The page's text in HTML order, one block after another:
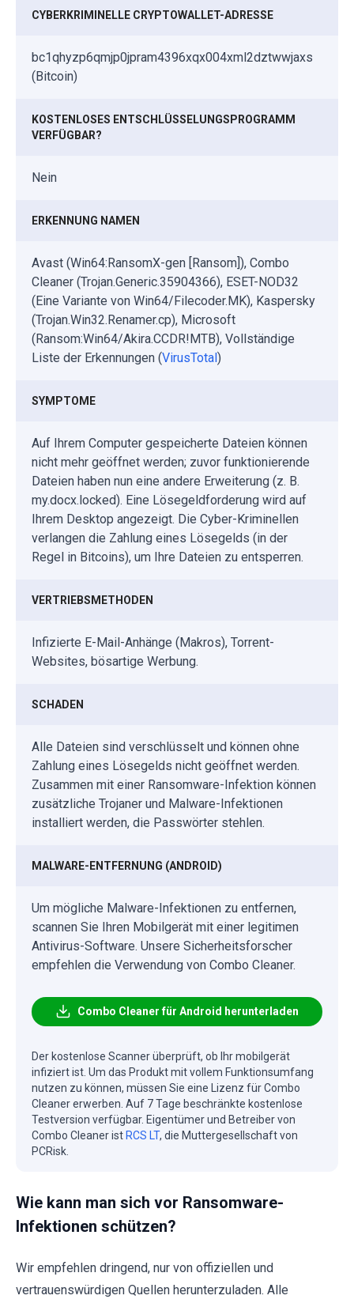
CYBERKRIMINELLE CRYPTOWALLET-ADRESSE
bc1qhyzp6qmjp0jpram4396xqx004xml2dztwwjaxs
(Bitcoin)
KOSTENLOSES ENTSCHLÜSSELUNGSPROGRAMM
VERFÜGBAR?
Nein
ERKENNUNG NAMEN
Avast (Win64:RansomX-gen [Ransom]), Combo
Cleaner (Trojan.Generic.35904366), ESET-NOD32
(Eine Variante von Win64/Filecoder.MK), Kaspersky
(Trojan.Win32.Renamer.cp), Microsoft
(Ransom:Win64/Akira.CCDR!MTB), Vollständige
Liste der Erkennungen (VirusTotal)
SYMPTOME
Auf Ihrem Computer gespeicherte Dateien können
nicht mehr geöffnet werden; zuvor funktionierende
Dateien haben nun eine andere Erweiterung (z. B.
my.docx.locked). Eine Lösegeldforderung wird auf
Ihrem Desktop angezeigt. Die Cyber-Kriminellen
verlangen die Zahlung eines Lösegelds (in der
Regel in Bitcoins), um Ihre Dateien zu entsperren.
VERTRIEBSMETHODEN
Infizierte E-Mail-Anhänge (Makros), Torrent-
Websites, bösartige Werbung.
SCHADEN
Alle Dateien sind verschlüsselt und können ohne
Zahlung eines Lösegelds nicht geöffnet werden.
Zusammen mit einer Ransomware-Infektion können
zusätzliche Trojaner und Malware-Infektionen
installiert werden, die Passwörter stehlen.
MALWARE-ENTFERNUNG (ANDROID)
Um mögliche Malware-Infektionen zu entfernen,
scannen Sie Ihren Mobilgerät mit einer legitimen
Antivirus-Software. Unsere Sicherheitsforscher
empfehlen die Verwendung von Combo Cleaner.
Combo Cleaner für Android herunterladen
Der kostenlose Scanner überprüft, ob Ihr mobilgerät
infiziert ist. Um das Produkt mit vollem Funktionsumfang
nutzen zu können, müssen Sie eine Lizenz für Combo
Cleaner erwerben. Auf 7 Tage beschränkte kostenlose
Testversion verfügbar. Eigentümer und Betreiber von
Combo Cleaner ist RCS LT, die Muttergesellschaft von
PCRisk.
Wie kann man sich vor Ransomware-
Infektionen schützen?
Wir empfehlen dringend, nur von offiziellen und
vertrauenswürdigen Quellen herunterzuladen. Alle